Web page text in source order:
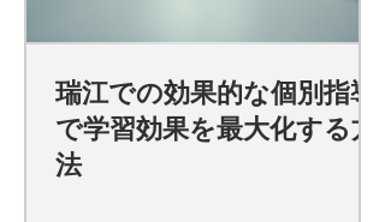
瑞江での効果的な個別指導
で学習効果を最大化する方
法